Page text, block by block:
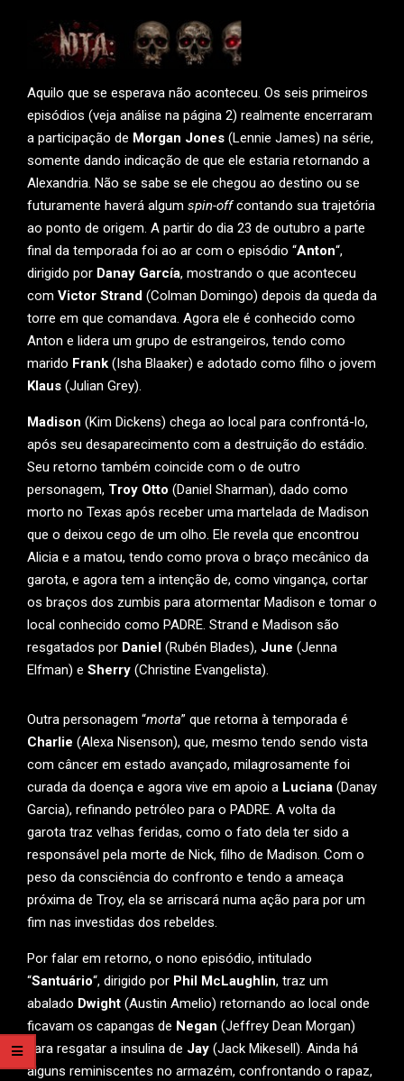
Aquilo que se esperava não aconteceu. Os seis primeiros
episódios (veja análise na página 2) realmente encerraram
a participação de Morgan Jones (Lennie James) na série,
somente dando indicação de que ele estaria retornando a
Alexandria. Não se sabe se ele chegou ao destino ou se
futuramente haverá algum spin-offcontando sua trajetória
ao ponto de origem. A partir do dia 23 de outubro a parte
final da temporada foi ao ar com o episódio “Anton“,
dirigido por Danay García, mostrando o que aconteceu
com Victor Strand (Colman Domingo) depois da queda da
torre em que comandava. Agora ele é conhecido como
Anton e lidera um grupo de estrangeiros, tendo como
marido Frank (Isha Blaaker) e adotado como filho o jovem
Klaus (Julian Grey).
Madison (Kim Dickens) chega ao local para confrontá-lo,
após seu desaparecimento com a destruição do estádio.
Seu retorno também coincide com o de outro
personagem, Troy Otto (Daniel Sharman), dado como
morto no Texas após receber uma martelada de Madison
que o deixou cego de um olho. Ele revela que encontrou
Alicia e a matou, tendo como prova o braço mecânico da
garota, e agora tem a intenção de, como vingança, cortar
os braços dos zumbis para atormentar Madison e tomar o
local conhecido como PADRE. Strand e Madison são
resgatados por Daniel (Rubén Blades), June (Jenna
Elfman) e Sherry (Christine Evangelista).
Outra personagem “morta” que retorna à temporada é
Charlie (Alexa Nisenson), que, mesmo tendo sendo vista
com câncer em estado avançado, milagrosamente foi
curada da doença e agora vive em apoio a Luciana (Danay
Garcia), refinando petróleo para o PADRE. A volta da
garota traz velhas feridas, como o fato dela ter sido a
responsável pela morte de Nick, filho de Madison. Com o
peso da consciência do confronto e tendo a ameaça
próxima de Troy, ela se arriscará numa ação para por um
fim nas investidas dos rebeldes.
Por falar em retorno, o nono episódio, intitulado
“Santuário“, dirigido por Phil McLaughlin, traz um
abalado Dwight (Austin Amelio) retornando ao local onde
ficavam os capangas de Negan (Jeffrey Dean Morgan)
para resgatar a insulina de Jay (Jack Mikesell). Ainda há
alguns reminiscentes no armazém, confrontando o rapaz,